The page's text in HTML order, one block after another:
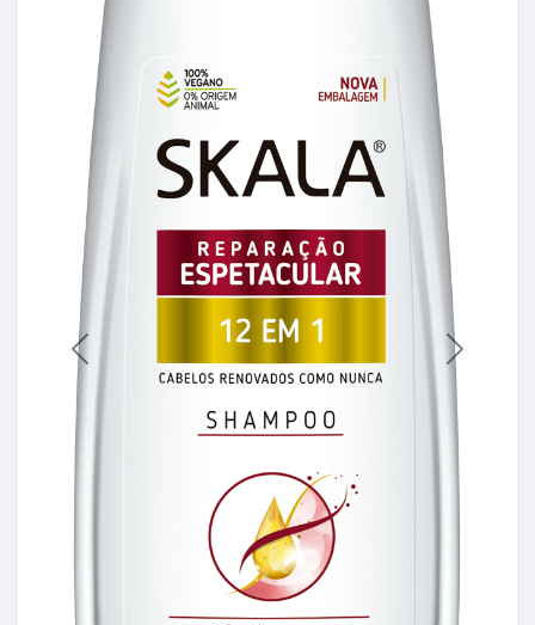
Previous Next